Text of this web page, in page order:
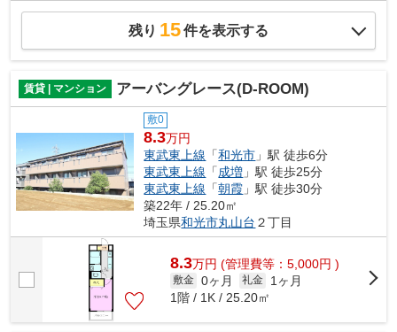
残り 15件を表示する
賃貸 | マンション アーバングレース(D-ROOM)
敷0
8.3万円
東武東上線 「和光市 」駅 徒歩6分
東武東上線 「成増 」駅 徒歩25分
東武東上線 「朝霞 」駅 徒歩30分
築22年 / 25.20㎡
埼玉県和光市丸山台 ２丁目
8.3万円 (管理費等：5,000円 )
敷金 0ヶ月 礼金
1ヶ月
1階 / 1K / 25.20㎡